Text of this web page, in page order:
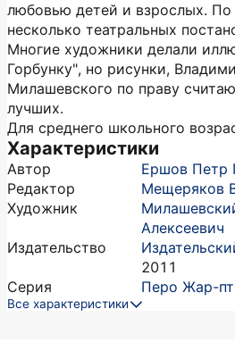
любовью детей и взрослых.
несколько театральных
Многие художники делали
Горбунку", но рисунки,
Милашевского по праву
лучших.
Для среднего школьного
Характеристики
Автор
Ершов Петр
Редактор
Мещеряков
Художник
Алексеевич
Издательство
2011
Серия
Перо Жар-
Все характеристики